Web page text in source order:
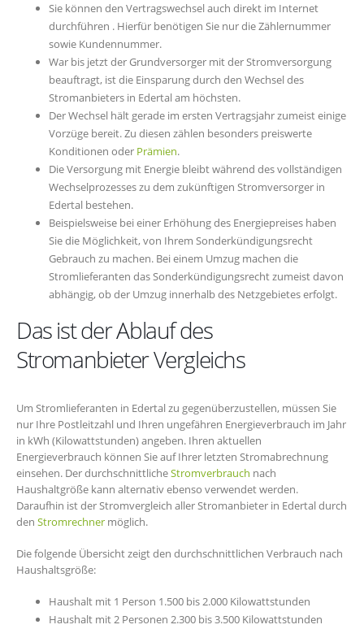
Sie können den Vertragswechsel auch direkt im Internet
durchführen . Hierfür benötigen Sie nur die Zählernummer
sowie Kundennummer.
War bis jetzt der Grundversorger mit der Stromversorgung
beauftragt, ist die Einsparung durch den Wechsel des
Stromanbieters in Edertal am höchsten.
Der Wechsel hält gerade im ersten Vertragsjahr zumeist einige
Vorzüge bereit. Zu diesen zählen besonders preiswerte
Konditionen oder Prämien.
Die Versorgung mit Energie bleibt während des vollständigen
Wechselprozesses zu dem zukünftigen Stromversorger in
Edertal bestehen.
Beispielsweise bei einer Erhöhung des Energiepreises haben
Sie die Möglichkeit, von Ihrem Sonderkündigungsrecht
Gebrauch zu machen. Bei einem Umzug machen die
Stromlieferanten das Sonderkündigungsrecht zumeist davon
abhängig, ob der Umzug innerhalb des Netzgebietes erfolgt.
Das ist der Ablauf des
Stromanbieter Vergleichs
Um Stromlieferanten in Edertal zu gegenüberzustellen, müssen Sie
nur Ihre Postleitzahl und Ihren ungefähren Energieverbrauch im Jahr
in kWh (Kilowattstunden) angeben. Ihren aktuellen
Energieverbrauch können Sie auf Ihrer letzten Stromabrechnung
einsehen. Der durchschnittlicheStromverbrauch nach
Haushaltgröße kann alternativ ebenso verwendet werden.
Daraufhin ist der Stromvergleich aller Stromanbieter in Edertal durch
den Stromrechner möglich.
Die folgende Übersicht zeigt den durchschnittlichen Verbrauch nach
Haushaltsgröße:
Haushalt mit 1 Person 1.500 bis 2.000 Kilowattstunden
Haushalt mit 2 Personen 2.300 bis 3.500 Kilowattstunden